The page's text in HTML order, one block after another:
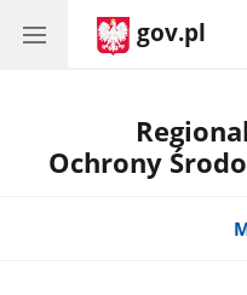
gov.pl
Ochrony